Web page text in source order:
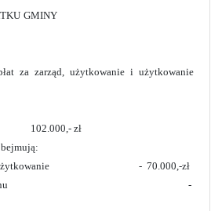
Z MAJĄTKU GMINY
zarząd, użytkowanie i użytkowanie
zł
użytkowanie - 70.000,-zł
zarząd terenu -